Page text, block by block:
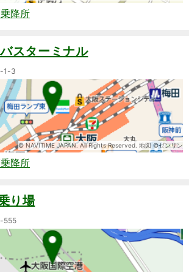
降所
スターミナル
1-3
© NAVITIME JAPAN. All Rights Reserved. 地図 ©ゼンリン
降所
り場
555